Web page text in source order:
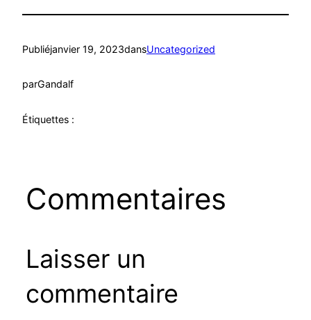
Publiéjanvier 19, 2023dansUncategorized
parGandalf
Étiquettes :
Commentaires
Laisser un
commentaire